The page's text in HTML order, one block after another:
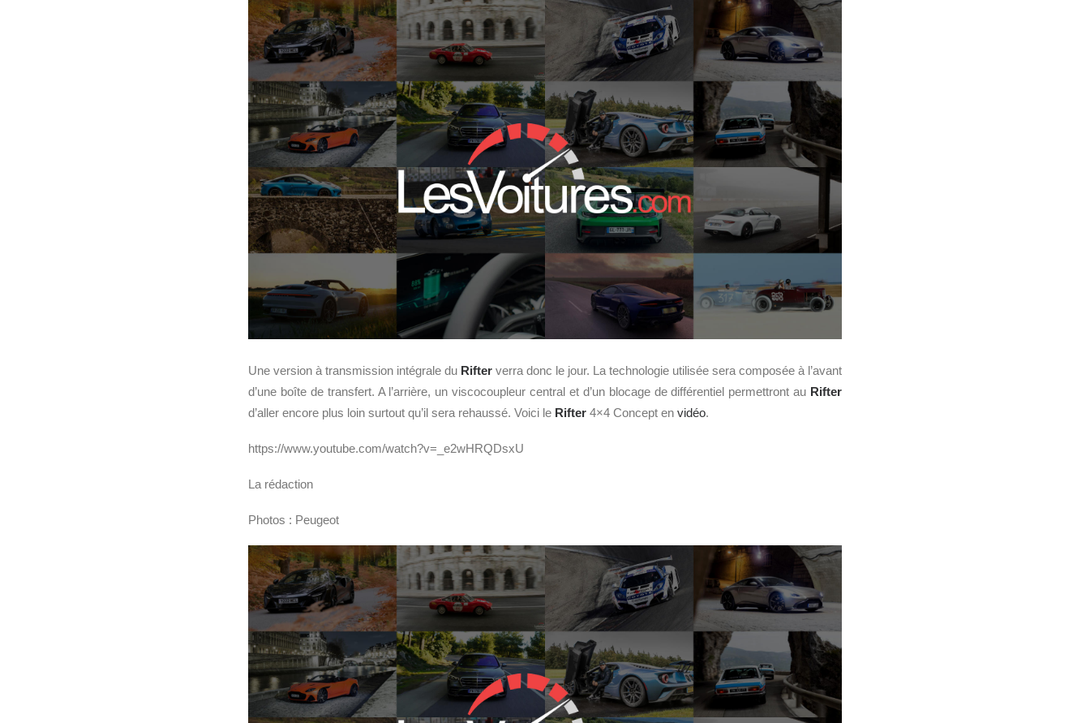
Une version à transmission intégrale du Rifter verra donc le jour. La technologie utilisée sera composée à l’avant
d’une boîte de transfert. A l’arrière, un viscocoupleur central et d’un blocage de différentiel permettront au Rifter
d’aller encore plus loin surtout qu’il sera rehaussé. Voici le Rifter 4×4 Concept en vidéo.
https://www.youtube.com/watch?v=_e2wHRQDsxU
La rédaction
Photos : Peugeot